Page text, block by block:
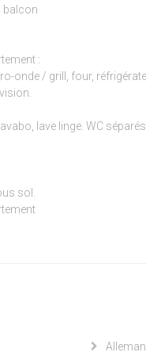
balcon
:
onde / grill, four,
lave linge. WC séparés
sol.